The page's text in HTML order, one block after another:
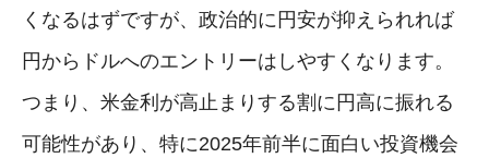
くなるはずですが、政治的に円安が抑えられれば
円からドルへのエントリーはしやすくなります。
つまり、米金利が高止まりする割に円高に振れる
可能性があり、特に2025年前半に面白い投資機会